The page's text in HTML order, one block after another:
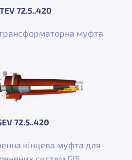
72.5..420
муфта
72.5..420
кінцева муфта для